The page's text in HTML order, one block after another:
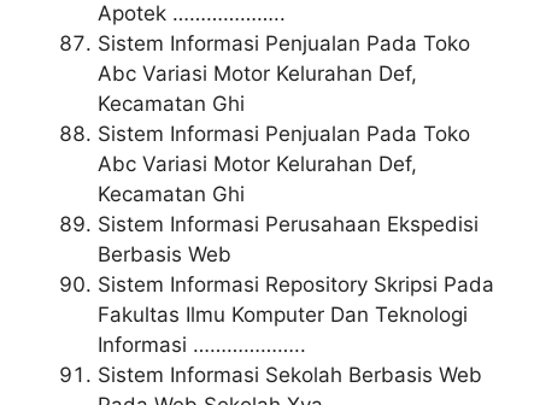
Apotek ………………..
Sistem Informasi Penjualan Pada Toko
Abc Variasi Motor Kelurahan Def,
Kecamatan Ghi
Sistem Informasi Penjualan Pada Toko
Abc Variasi Motor Kelurahan Def,
Kecamatan Ghi
Sistem Informasi Perusahaan Ekspedisi
Berbasis Web
Sistem Informasi Repository Skripsi Pada
Fakultas Ilmu Komputer Dan Teknologi
Informasi ………………..
Sistem Informasi Sekolah Berbasis Web